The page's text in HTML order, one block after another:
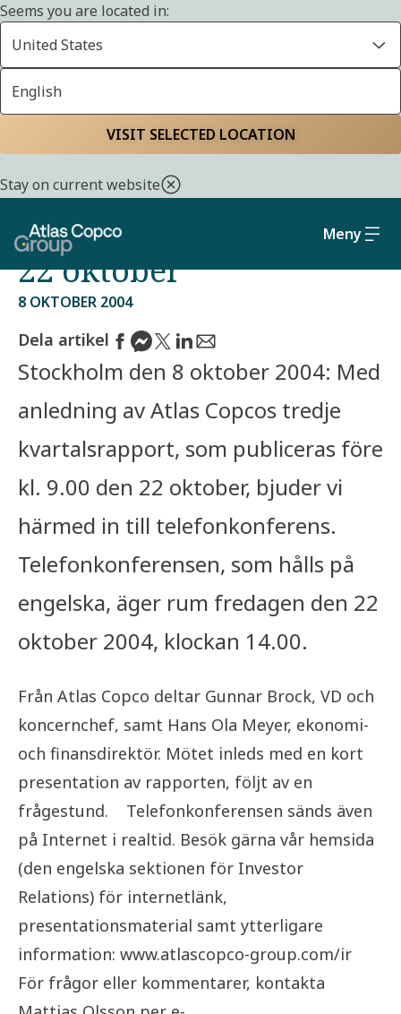
Seems you are located in:
United States
English
VISIT SELECTED LOCATION
Stay on current website
Meny
Inbjudan till
telefonkonferens den
22 oktober
8 OKTOBER 2004
Dela artikel
Stockholm den 8 oktober 2004: Med
anledning av Atlas Copcos tredje
kvartalsrapport, som publiceras före
kl. 9.00 den 22 oktober, bjuder vi
härmed in till telefonkonferens.
Telefonkonferensen, som hålls på
engelska, äger rum fredagen den 22
oktober 2004, klockan 14.00.
Från Atlas Copco deltar Gunnar Brock, VD och
koncernchef, samt Hans Ola Meyer, ekonomi-
och finansdirektör. Mötet inleds med en kort
presentation av rapporten, följt av en
frågestund. Telefonkonferensen sänds även
på Internet i realtid. Besök gärna vår hemsida
(den engelska sektionen för Investor
Relations) för internetlänk,
presentationsmaterial samt ytterligare
information: www.atlascopco-group.com/ir
För frågor eller kommentarer, kontakta